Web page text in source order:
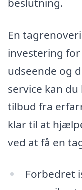
beslutning.
En
investering
udseende og
service kan
tilbud fra
klar til at
ved at få en
Forbedret